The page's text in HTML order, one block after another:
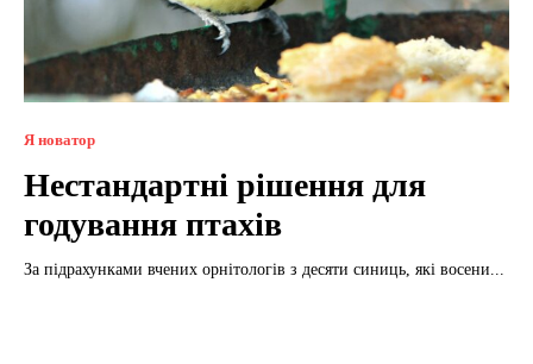
Я новатор
Нестандартні рішення для
годування птахів
За підрахунками вчених орнітологів з десяти синиць, які восени...